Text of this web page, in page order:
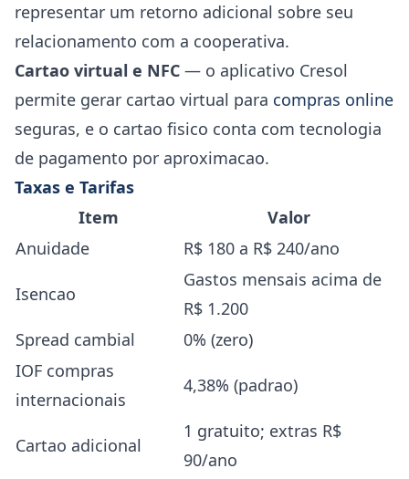
representar um retorno adicional sobre seu
relacionamento com a cooperativa.
Cartao virtual e NFC — o aplicativo Cresol
permite gerar cartao virtual para compras online
seguras, e o cartao fisico conta com tecnologia
de pagamento por aproximacao.
Taxas e Tarifas
Item
Valor
Anuidade
R$ 180 a R$ 240/ano
Isencao
Gastos mensais acima de
R$ 1.200
Spread cambial
0% (zero)
IOF compras
internacionais
4,38% (padrao)
Cartao adicional
1 gratuito; extras R$
90/ano